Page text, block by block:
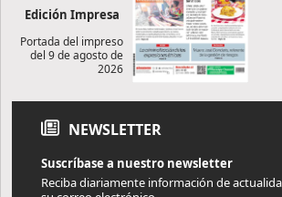
Edición Impresa
Portada del impreso
del 9 de agosto de
2026
NEWSLETTER
Suscríbase a nuestro newsletter
Reciba diariamente información de